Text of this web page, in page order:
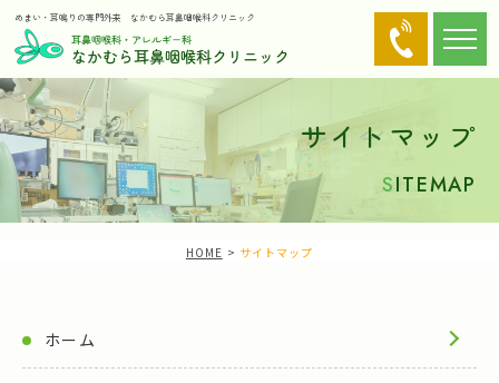
めまい・耳鳴りの専門外来 なかむら耳鼻咽喉科クリニック
サイトマップ
SITEMAP
HOME サイトマップ
ホーム